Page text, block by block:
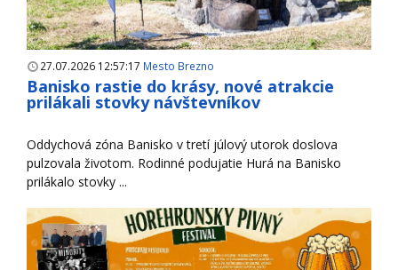
27.07.2026 12:57:17 Mesto Brezno
Banisko rastie do krásy, nové atrakcie
prilákali stovky návštevníkov
Oddychová zóna Banisko v tretí júlový utorok doslova
pulzovala životom. Rodinné podujatie Hurá na Banisko
prilákalo stovky ...